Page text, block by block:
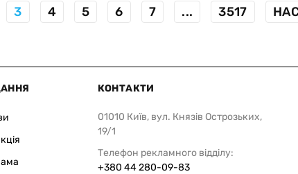
3 4 5 6 7 ... 3517
КОНТАКТИ
01010 Київ, вул. Князів Острозьких,
19/1
Телефон рекламного відділу:
+380 44 280-09-83